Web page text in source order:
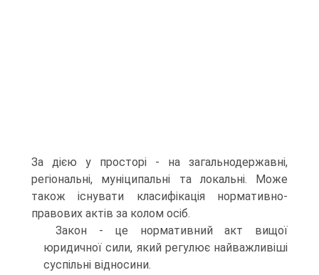
За дією у просторі - на загальнодержавні,
регіональні, муніципальні та локальні. Може
також існувати класифікація нормативно-
правових актів за колом осіб.
Закон - це нормативний акт вищої
юридичної сили, який регулює найважливіші
суспільні відносини.